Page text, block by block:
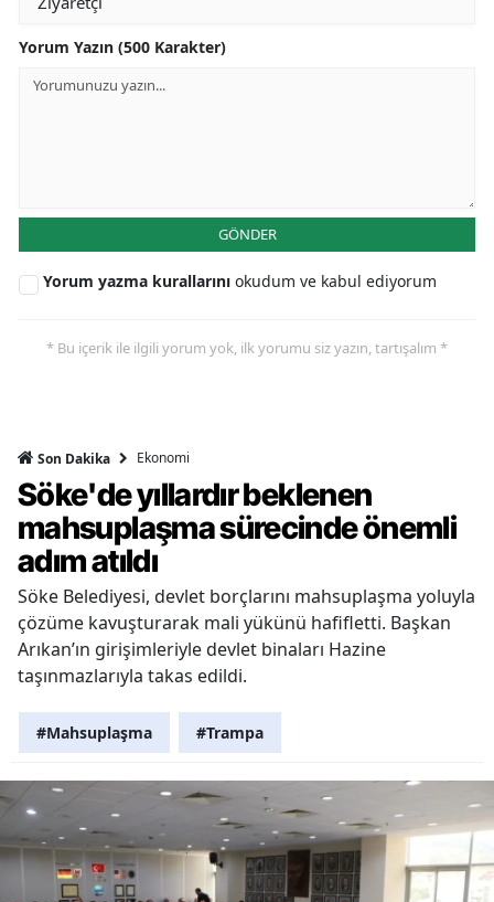
Yorum Yazın (500 Karakter)
GÖNDER
Yorum yazma kurallarını okudum ve kabul ediyorum
* Bu içerik ile ilgili yorum yok, ilk yorumu siz yazın, tartışalım *
Son Dakika Ekonomi
Söke'de yıllardır beklenen
mahsuplaşma sürecinde önemli
adım atıldı
Söke Belediyesi, devlet borçlarını mahsuplaşma yoluyla
çözüme kavuşturarak mali yükünü hafifletti. Başkan
Arıkan’ın girişimleriyle devlet binaları Hazine
taşınmazlarıyla takas edildi.
#Mahsuplaşma #Trampa